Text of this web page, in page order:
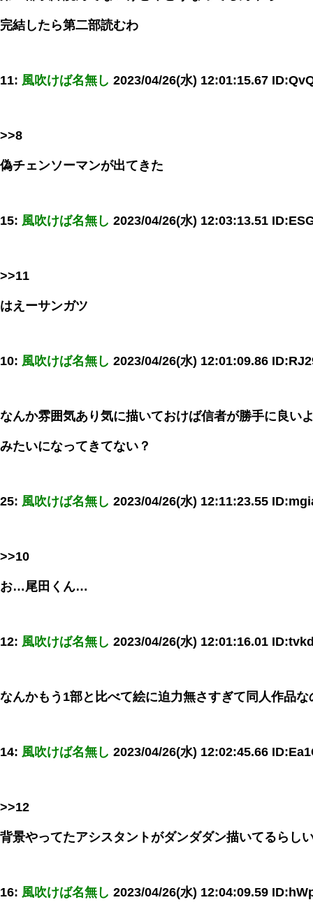
完結したら第二部読むわ
11: 風吹けば名無し 2023/04/26(水) 12:01:15.67
>>8
偽チェンソーマンが出てきた
15: 風吹けば名無し 2023/04/26(水) 12:03:13.51
>>11
はえーサンガツ
10: 風吹けば名無し 2023/04/26(水) 12:01:09.86
なんか雰囲気あり気に描いておけば信者が勝手に良い
みたいになってきてない？
25: 風吹けば名無し 2023/04/26(水) 12:11:23.55
>>10
お…尾田くん…
12: 風吹けば名無し 2023/04/26(水) 12:01:16.01
なんかもう1部と比べて絵に迫力無さすぎて同人作品
14: 風吹けば名無し 2023/04/26(水) 12:02:45.66
>>12
背景やってたアシスタントがダンダダン描いてるらし
16: 風吹けば名無し 2023/04/26(水) 12:04:09.59